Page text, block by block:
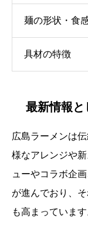
麺の形状・食
具材の特徴
最新情報と
広島ラーメンは
様なアレンジや
ューやコラボ企
が進んでおり、
も高まっています